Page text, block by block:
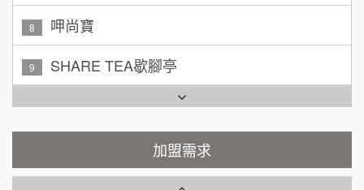
8 呷尚寶
9 SHARE TEA歇腳亭
TEA TOP台灣第一味
Cozy coffee可集咖啡
霏等茶
加盟需求
加盟預算
吳 先生/小姐
100萬~200萬
周 先生/小姐 台北
加盟預算